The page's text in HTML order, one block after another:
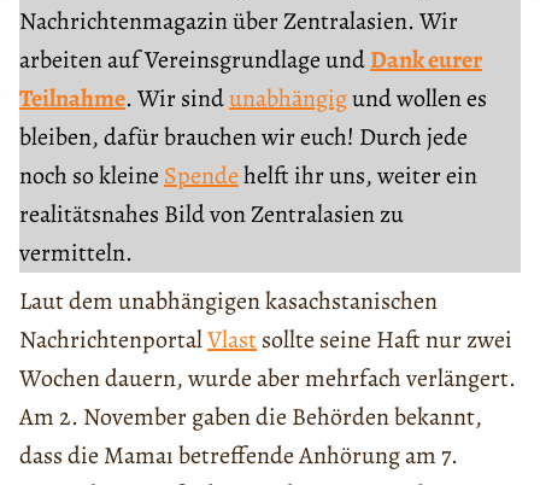
Nachrichtenmagazin über Zentralasien. Wir
arbeiten auf Vereinsgrundlage undDank eurer
Teilnahme. Wir sindunabhängigund wollen es
bleiben, dafür brauchen wir euch! Durch jede
noch so kleine Spendehelft ihr uns, weiter ein
realitätsnahes Bild von Zentralasien zu
vermitteln.
Laut dem unabhängigen kasachstanischen
NachrichtenportalVlastsollte seine Haft nur zwei
Wochen dauern, wurde aber mehrfach verlängert.
Am 2. November gaben die Behörden bekannt,
dass die Mamaı betreffende Anhörung am 7.